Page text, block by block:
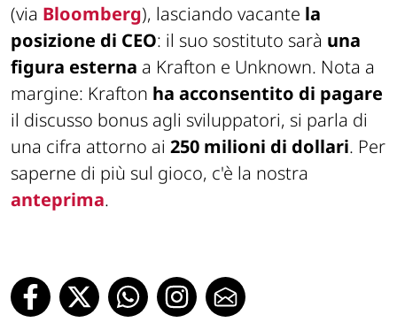
(via Bloomberg), lasciando vacante la
posizione di CEO: il suo sostituto sarà una
figura esterna a Krafton e Unknown. Nota a
margine: Krafton ha acconsentito di pagare
il discusso bonus agli sviluppatori, si parla di
una cifra attorno ai 250 milioni di dollari. Per
saperne di più sul gioco, c'è la nostra
anteprima.